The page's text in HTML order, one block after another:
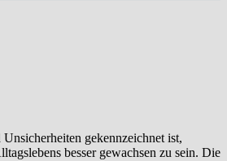
gekennzeichnet ist,
besser gewachsen zu sein. Die